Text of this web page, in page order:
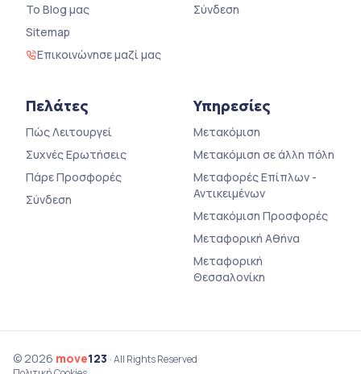
Το Blog μας
Sitemap
Επικοινώνησε μαζί μας
Σύνδεση
Πελάτες
Πώς Λειτουργεί
Συχνές Ερωτήσεις
Πάρε Προσφορές
Σύνδεση
Υπηρεσίες
Μετακόμιση
Μετακόμιση σε άλλη πόλη
Μεταφορές Επίπλων -
Αντικειμένων
Μετακόμιση Προσφορές
Μεταφορική Αθήνα
Μεταφορική
Θεσσαλονίκη
© 2026 move123 · All Rights Reserved